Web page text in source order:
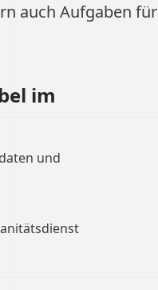
auch Aufgaben für
im
und